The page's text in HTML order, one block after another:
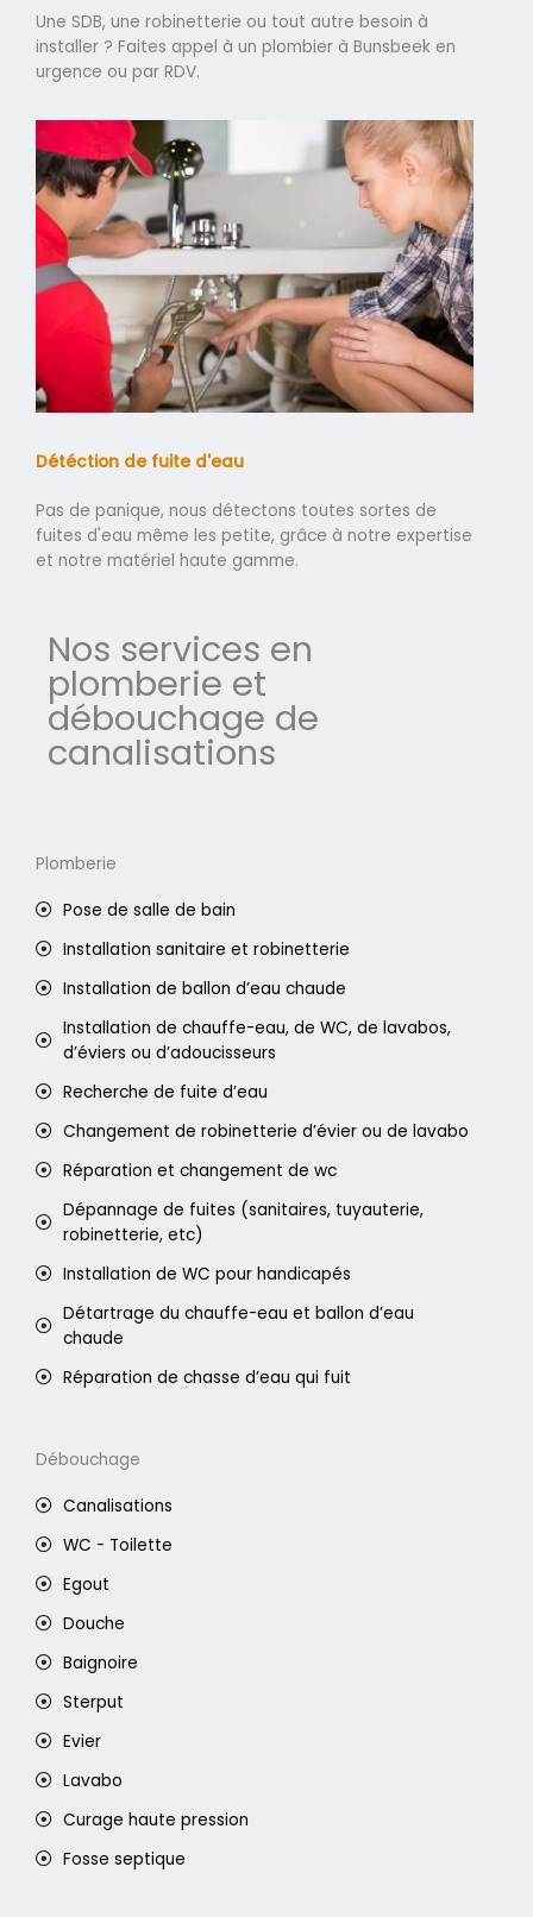
Une SDB, une robinetterie ou tout autre besoin à
installer ? Faites appel à un plombier à Bunsbeek en
urgence ou par RDV.
Détéction de fuite d'eau
Pas de panique, nous détectons toutes sortes de
fuites d'eau même les petite, grâce à notre expertise
et notre matériel haute gamme.
Nos services en
plomberie et
débouchage de
canalisations
Plomberie
Pose de salle de bain
Installation sanitaire et robinetterie
Installation de ballon d’eau chaude
Installation de chauffe-eau, de WC, de lavabos,
d’éviers ou d’adoucisseurs
Recherche de fuite d’eau
Changement de robinetterie d’évier ou de lavabo
Réparation et changement de wc
Dépannage de fuites (sanitaires, tuyauterie,
robinetterie, etc)
Installation de WC pour handicapés
Détartrage du chauffe-eau et ballon d’eau
chaude
Réparation de chasse d’eau qui fuit
Débouchage
Canalisations
WC - Toilette
Egout
Douche
Baignoire
Sterput
Evier
Lavabo
Curage haute pression
Fosse septique